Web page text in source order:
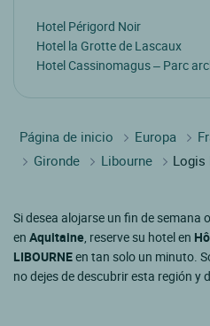
Hotel Périgord Noir
Hotel la Grotte de Lascaux
Hotel Cassinomagus – Parc
Página de inicio Europa
Gironde
Libourne Logis
Si desea alojarse un fin de
en Aquitaine, reserve su hotel en
LIBOURNEen tan solo un minuto.
no dejes de descubrir esta región y